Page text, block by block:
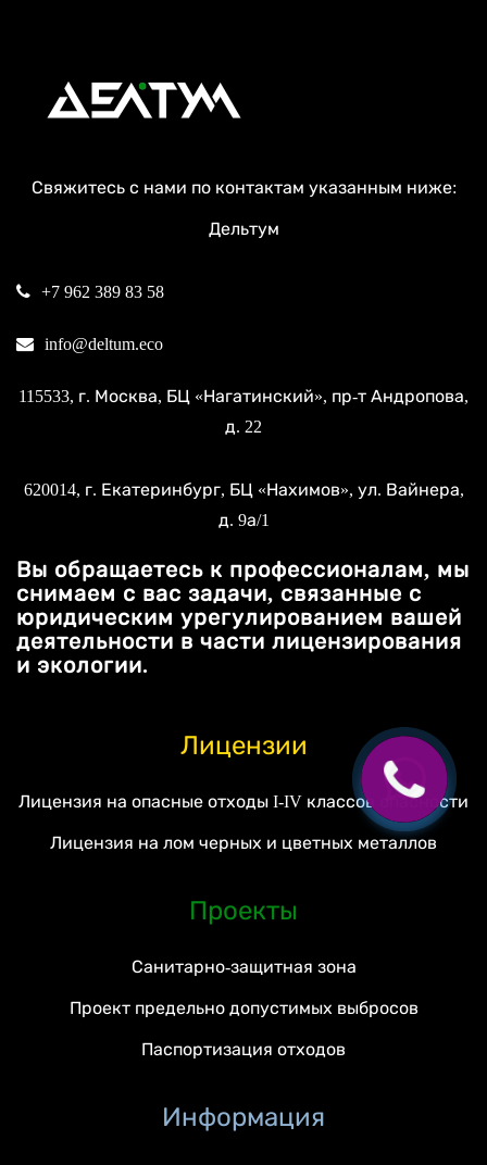
Свяжитесь с нами по контактам указанным ниже:
Дельтум
+7 962 389 83 58
info@deltum.eco
115533, г. Москва, БЦ «Нагатинский», пр-т Андропова,
д. 22
620014, г. Екатеринбург, БЦ «Нахимов», ул. Вайнера,
д. 9а/1
Вы обращаетесь к профессионалам, мы
снимаем с вас задачи, связанные с
юридическим урегулированием вашей
деятельности в части лицензирования
и экологии.
Лицензии
Лицензия на опасные отходы I-IV классов опасности
Лицензия на лом черных и цветных металлов
Проекты
Санитарно-защитная зона
Проект предельно допустимых выбросов
Паспортизация отходов
Информация